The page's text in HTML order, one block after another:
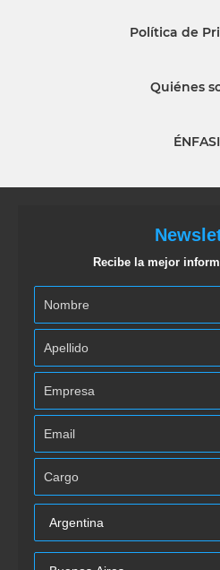
Política de
Quiénes
Recibe la mejor